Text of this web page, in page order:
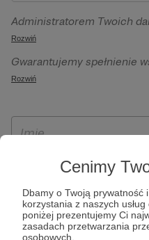
Cenimy
Dbamy o Twoją prywatność
korzystania z naszych
poniżej prezentujemy Ci
zasadach przetwarzania
osobowych.
Administratorem Twoich
sp. z o.o. z siedziba w
092 Warszawa. Twoje dane
szczególności w celu
Patronite.pl, w tym
otrzymywania wsparcia na
Rozwiń
Gwarantujemy spełnienie
wynikających z ogólnego
ich przenoszenia,
wyrażenia sprzeciwu
osobowych. Rejestracja
jest po przekazaniu
założenie konta przez
dostępny jest na stronie
Rozwiń